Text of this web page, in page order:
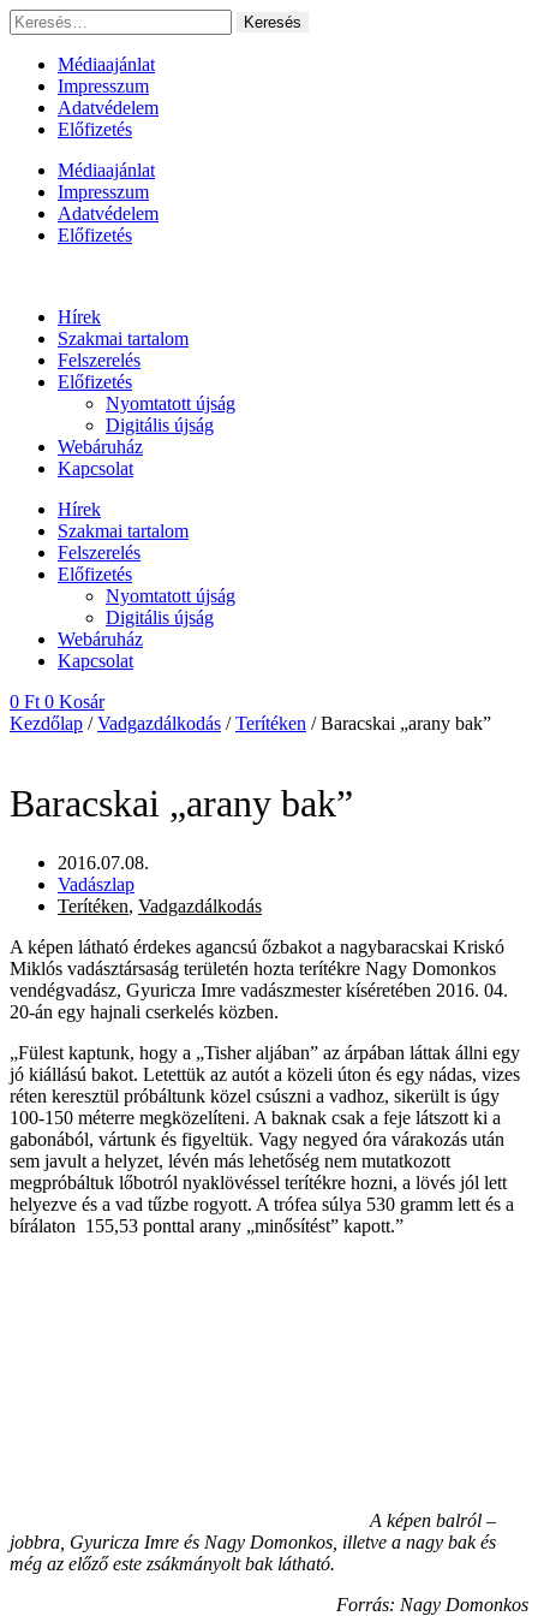
Ugrás
a
tartalomhoz
Keresés:
Médiaajánlat
Impresszum
Adatvédelem
Előfizetés
Médiaajánlat
Impresszum
Adatvédelem
Előfizetés
Hírek
Szakmai tartalom
Felszerelés
Előfizetés
Nyomtatott újság
Digitális újság
Webáruház
Kapcsolat
Hírek
Szakmai tartalom
Felszerelés
Előfizetés
Nyomtatott újság
Digitális újság
Webáruház
Kapcsolat
0 Ft 0 Kosár
Kezdőlap /Vadgazdálkodás /Terítéken / Baracskai „arany bak”
Baracskai „arany bak”
2016.07.08.
Vadászlap
Terítéken, Vadgazdálkodás
A képen látható érdekes agancsú őzbakot a nagybaracskai Kriskó
Miklós vadásztársaság területén hozta terítékre Nagy Domonkos
vendégvadász, Gyuricza Imre vadászmester kíséretében 2016. 04.
20-án egy hajnali cserkelés közben.
„Fülest kaptunk, hogy a „Tisher aljában” az árpában láttak állni egy
jó kiállású bakot. Letettük az autót a közeli úton és egy nádas, vizes
réten keresztül próbáltunk közel csúszni a vadhoz, sikerült is úgy
100-150 méterre megközelíteni. A baknak csak a feje látszott ki a
gabonából, vártunk és figyeltük. Vagy negyed óra várakozás után
sem javult a helyzet, lévén más lehetőség nem mutatkozott
megpróbáltuk lőbotról nyaklövéssel terítékre hozni, a lövés jól lett
helyezve és a vad tűzbe rogyott. A trófea súlya 530 gramm lett és a
bírálaton 155,53 ponttal arany „minősítést” kapott.”
A képen balról –
jobbra, Gyuricza Imre és Nagy Domonkos, illetve a nagy bak és
még az előző este zsákmányolt bak látható.
Forrás: Nagy Domonkos